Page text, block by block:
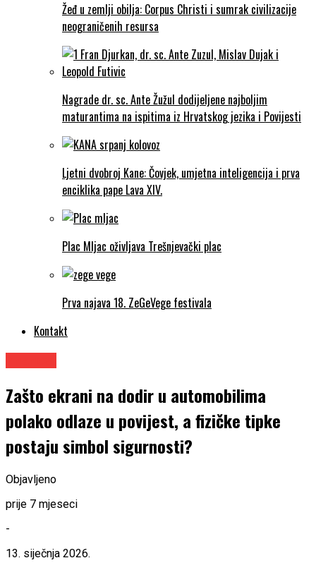
Žeđ u zemlji obilja: Corpus Christi i sumrak civilizacije
neograničenih resursa
Nagrade dr. sc. Ante Žužul dodijeljene najboljim
maturantima na ispitima iz Hrvatskog jezika i Povijesti
Ljetni dvobroj Kane: Čovjek, umjetna inteligencija i prva
enciklika pape Lava XIV.
Plac Mljac oživljava Trešnjevački plac
Prva najava 18. ZeGeVege festivala
Kontakt
Zašto ekrani na dodir u automobilima
polako odlaze u povijest, a fizičke tipke
postaju simbol sigurnosti?
Objavljeno
prije 7 mjeseci
-
13. siječnja 2026.